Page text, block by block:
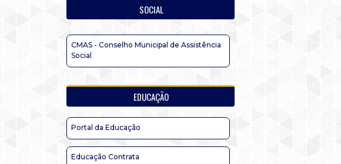
SOCIAL
CMAS - Conselho Municipal de Assistência
Social
EDUCAÇÃO
Portal da Educação
Educação Contrata